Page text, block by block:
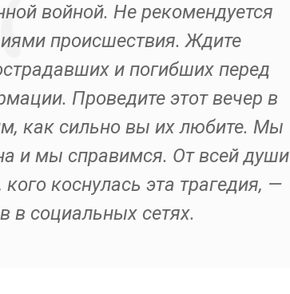
войной. Не рекомендуется
происшествия. Ждите
и погибших перед
Проведите этот вечер в
как сильно вы их любите. Мы
и мы справимся. От всей души
коснулась эта трагедия, —
в социальных сетях.